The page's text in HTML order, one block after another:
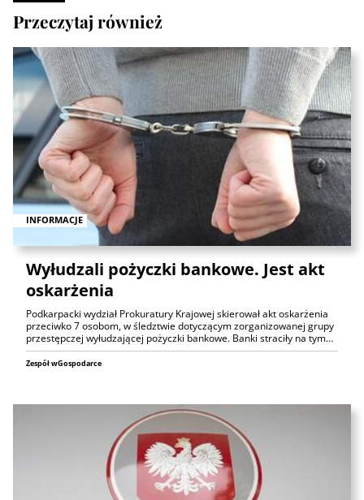
Przeczytaj również
INFORMACJE
Wyłudzali pożyczki bankowe. Jest akt
oskarżenia
Podkarpacki wydział Prokuratury Krajowej skierował akt oskarżenia
przeciwko 7 osobom, w śledztwie dotyczącym zorganizowanej grupy
przestępczej wyłudzającej pożyczki bankowe. Banki straciły na tym…
Zespół wGospodarce